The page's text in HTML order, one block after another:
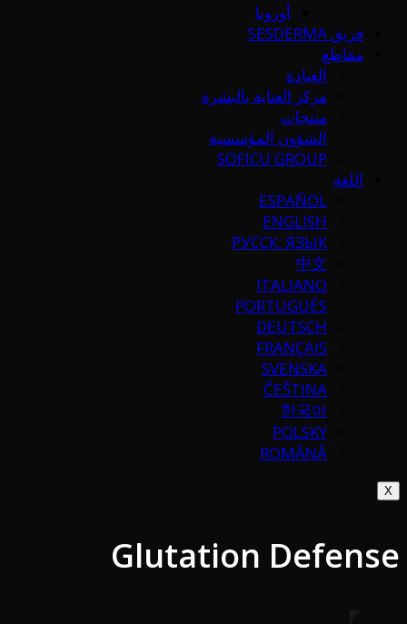
أوروبا
فريق SESDERMA
مقاطع
العيادة
مركز العناية بالبشرة
منتجات
الشؤون المؤسسية
SOFICU GROUP
اللغة
ESPAÑOL
ENGLISH
РУССК. ЯЗЫК
中文
ITALIANO
PORTUGUÉS
DEUTSCH
FRANÇAIS
SVENSKA
ČEŠTINA
한국어
POLSKY
ROMÂNĂ
X
Glutation Defense